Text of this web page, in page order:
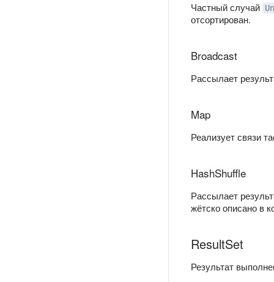
Частный случай
отсортирован.
Broadcast
Рассылает
Map
Реализует связи
HashShuffle
Рассылает
жётско описано в
ResultSet
Результат